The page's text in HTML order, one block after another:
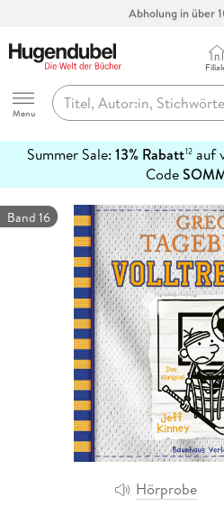
Abholung in über
Hugendubel
Menu
Summer Sale: 13% Rabatt12auf
Code
erfahren
Hörprobe
Band 16